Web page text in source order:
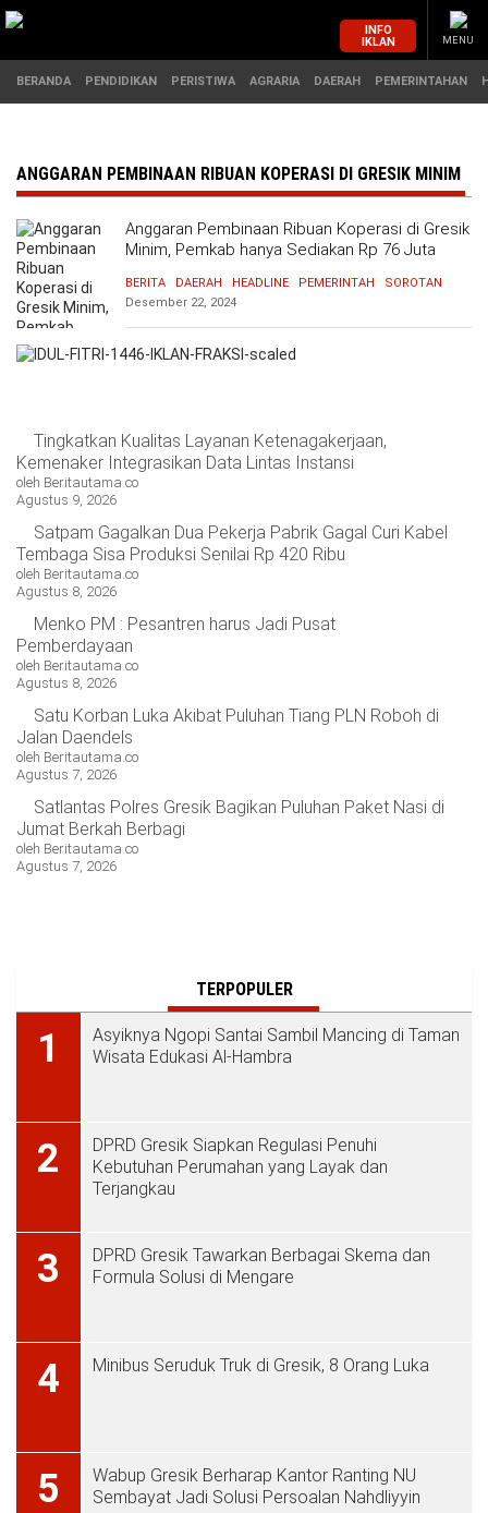
MASUK
BERANDA
PERISTIWA
AGRARIA
PEMERINTAHAN
OPINI
PENDIDIKAN
HUKUM
EKONOMI
PENDIDIKAN
HIBURAN
BERITABARU.CO
KABARBARU.CO
SERIKATNEWS.COM
PEWARTANUSANTARA.COM
LANGGAR.CO
JOBNAS.COM
SURAU.CO
REDAKSI
TENTANG
KAMI
KERJASAMA
PEDOMAN
MEDIA
CYBER
INFO
IKLAN
MENU
BERANDA PENDIDIKAN PERISTIWA AGRARIA DAERAH PEMERINTAHAN
ANGGARAN PEMBINAAN RIBUAN KOPERASI DI GRESIK MINIM
Anggaran Pembinaan Ribuan Koperasi di Gresik
Minim, Pemkab hanya Sediakan Rp 76 Juta
BERITA DAERAH HEADLINE PEMERINTAH
SOROTAN
Desember 22, 2024
Tingkatkan Kualitas Layanan Ketenagakerjaan,
Kemenaker Integrasikan Data Lintas Instansi
oleh Beritautama.co
Agustus 9, 2026
Satpam Gagalkan Dua Pekerja Pabrik Gagal Curi Kabel
Tembaga Sisa Produksi Senilai Rp 420 Ribu
oleh Beritautama.co
Agustus 8, 2026
Menko PM : Pesantren harus Jadi Pusat
Pemberdayaan
oleh Beritautama.co
Agustus 8, 2026
Satu Korban Luka Akibat Puluhan Tiang PLN Roboh di
Jalan Daendels
oleh Beritautama.co
Agustus 7, 2026
Satlantas Polres Gresik Bagikan Puluhan Paket Nasi di
Jumat Berkah Berbagi
oleh Beritautama.co
Agustus 7, 2026
TERPOPULER
1
Asyiknya Ngopi Santai Sambil Mancing di Taman
Wisata Edukasi Al-Hambra
2
DPRD Gresik Siapkan Regulasi Penuhi
Kebutuhan Perumahan yang Layak dan
Terjangkau
3
DPRD Gresik Tawarkan Berbagai Skema dan
Formula Solusi di Mengare
4 Minibus Seruduk Truk di Gresik, 8 Orang Luka
5
Wabup Gresik Berharap Kantor Ranting NU
Sembayat Jadi Solusi Persoalan Nahdliyyin